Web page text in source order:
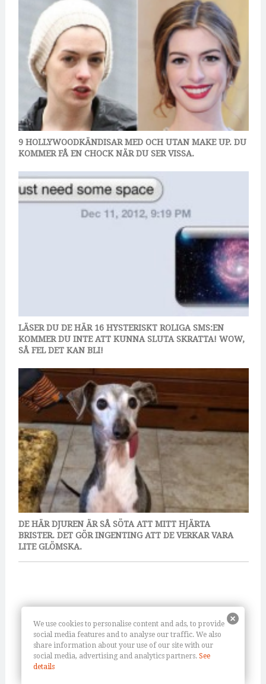
9 HOLLYWOODKÄNDISAR MED OCH UTAN MAKE UP. DU
KOMMER FÅ EN CHOCK NÄR DU SER VISSA.
LÄSER DU DE HÄR 16 HYSTERISKT ROLIGA SMS:EN
KOMMER DU INTE ATT KUNNA SLUTA SKRATTA! WOW,
SÅ FEL DET KAN BLI!
DE HÄR DJUREN ÄR SÅ SÖTA ATT MITT HJÄRTA
BRISTER. DET GÖR INGENTING ATT DE VERKAR VARA
LITE GLÖMSKA.
We use cookies to personalise content and ads, to provide
social media features and to analyse our traffic. We also
share information about your use of our site with our
social media, advertising and analytics partners. See
details